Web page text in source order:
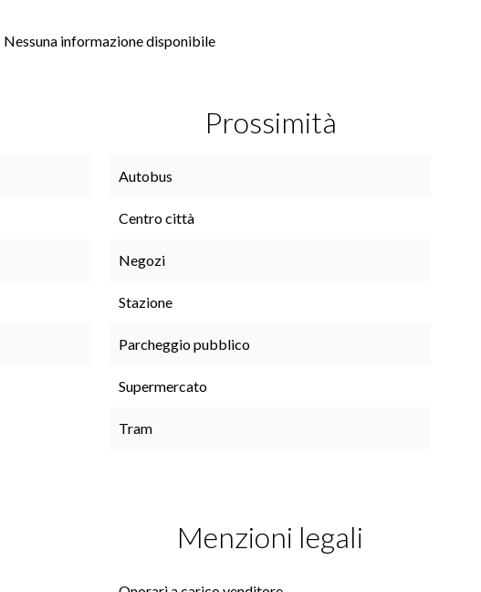
Nessuna informazione disponibile
Prossimità
Autobus
Centro città
Negozi
Stazione
Parcheggio pubblico
Supermercato
Tram
Menzioni legali